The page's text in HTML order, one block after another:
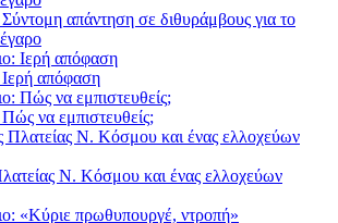
απάντηση σε διθυράμβους για το
απόφαση
να εμπιστευθείς;
Ν. Κόσμου και ένας ελλοχεύων